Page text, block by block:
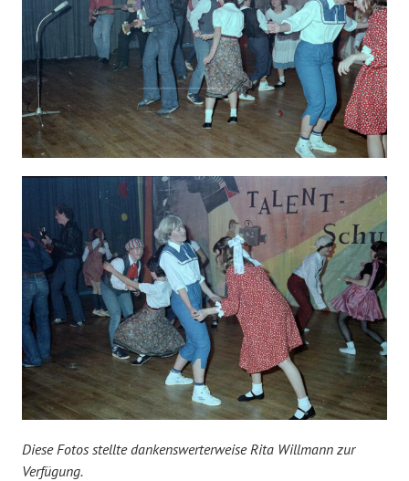
Diese Fotos stellte dankenswerterweise Rita Willmann zur
Verfügung.